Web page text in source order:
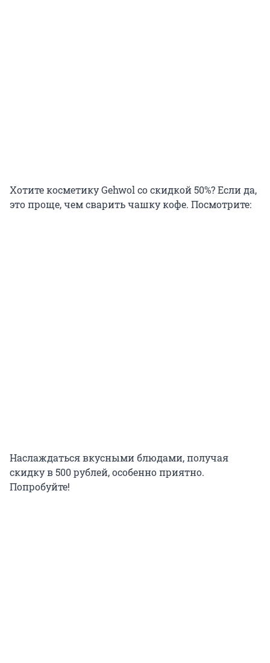
Хотите косметику Gehwol со скидкой 50%? Если да,
это проще, чем сварить чашку кофе. Посмотрите:
Наслаждаться вкусными блюдами, получая
скидку в 500 рублей, особенно приятно.
Попробуйте!